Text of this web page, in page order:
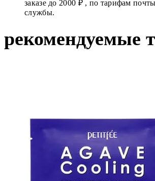
заказе до 2000 ₽ , по тарифам
службы.
рекомендуемые